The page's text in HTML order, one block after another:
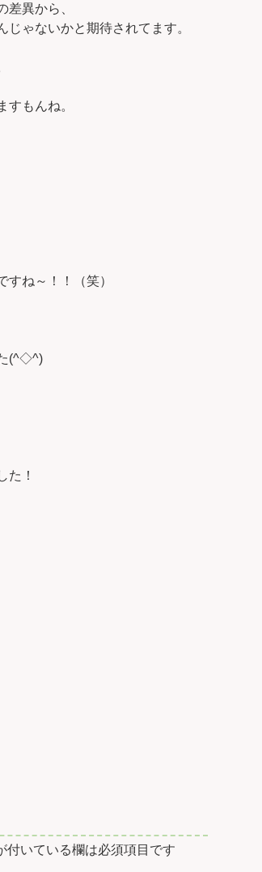
差異から、
ゃないかと期待されてます。
すもんね。
ね～！！（笑）
(^◇^)
た！
付いている欄は必須項目です